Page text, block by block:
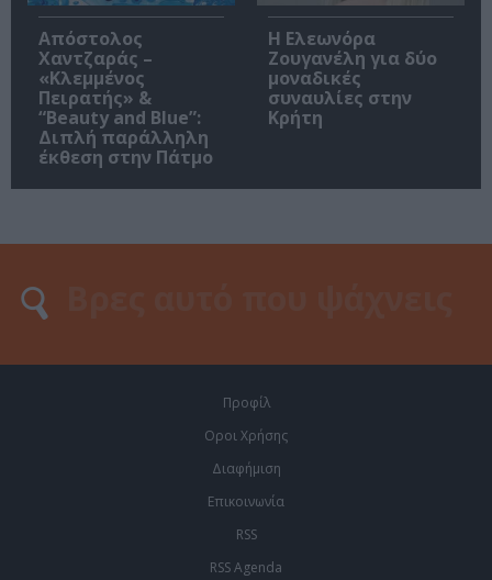
Απόστολος
Χαντζαράς –
«Κλεμμένος
Πειρατής» &
“Beauty and Blue”:
Διπλή παράλληλη
έκθεση στην Πάτμο
Η Ελεωνόρα
Ζουγανέλη για δύο
μοναδικές
συναυλίες στην
Κρήτη
Προφίλ
Οροι Χρήσης
Διαφήμιση
Επικοινωνία
RSS
RSS Agenda